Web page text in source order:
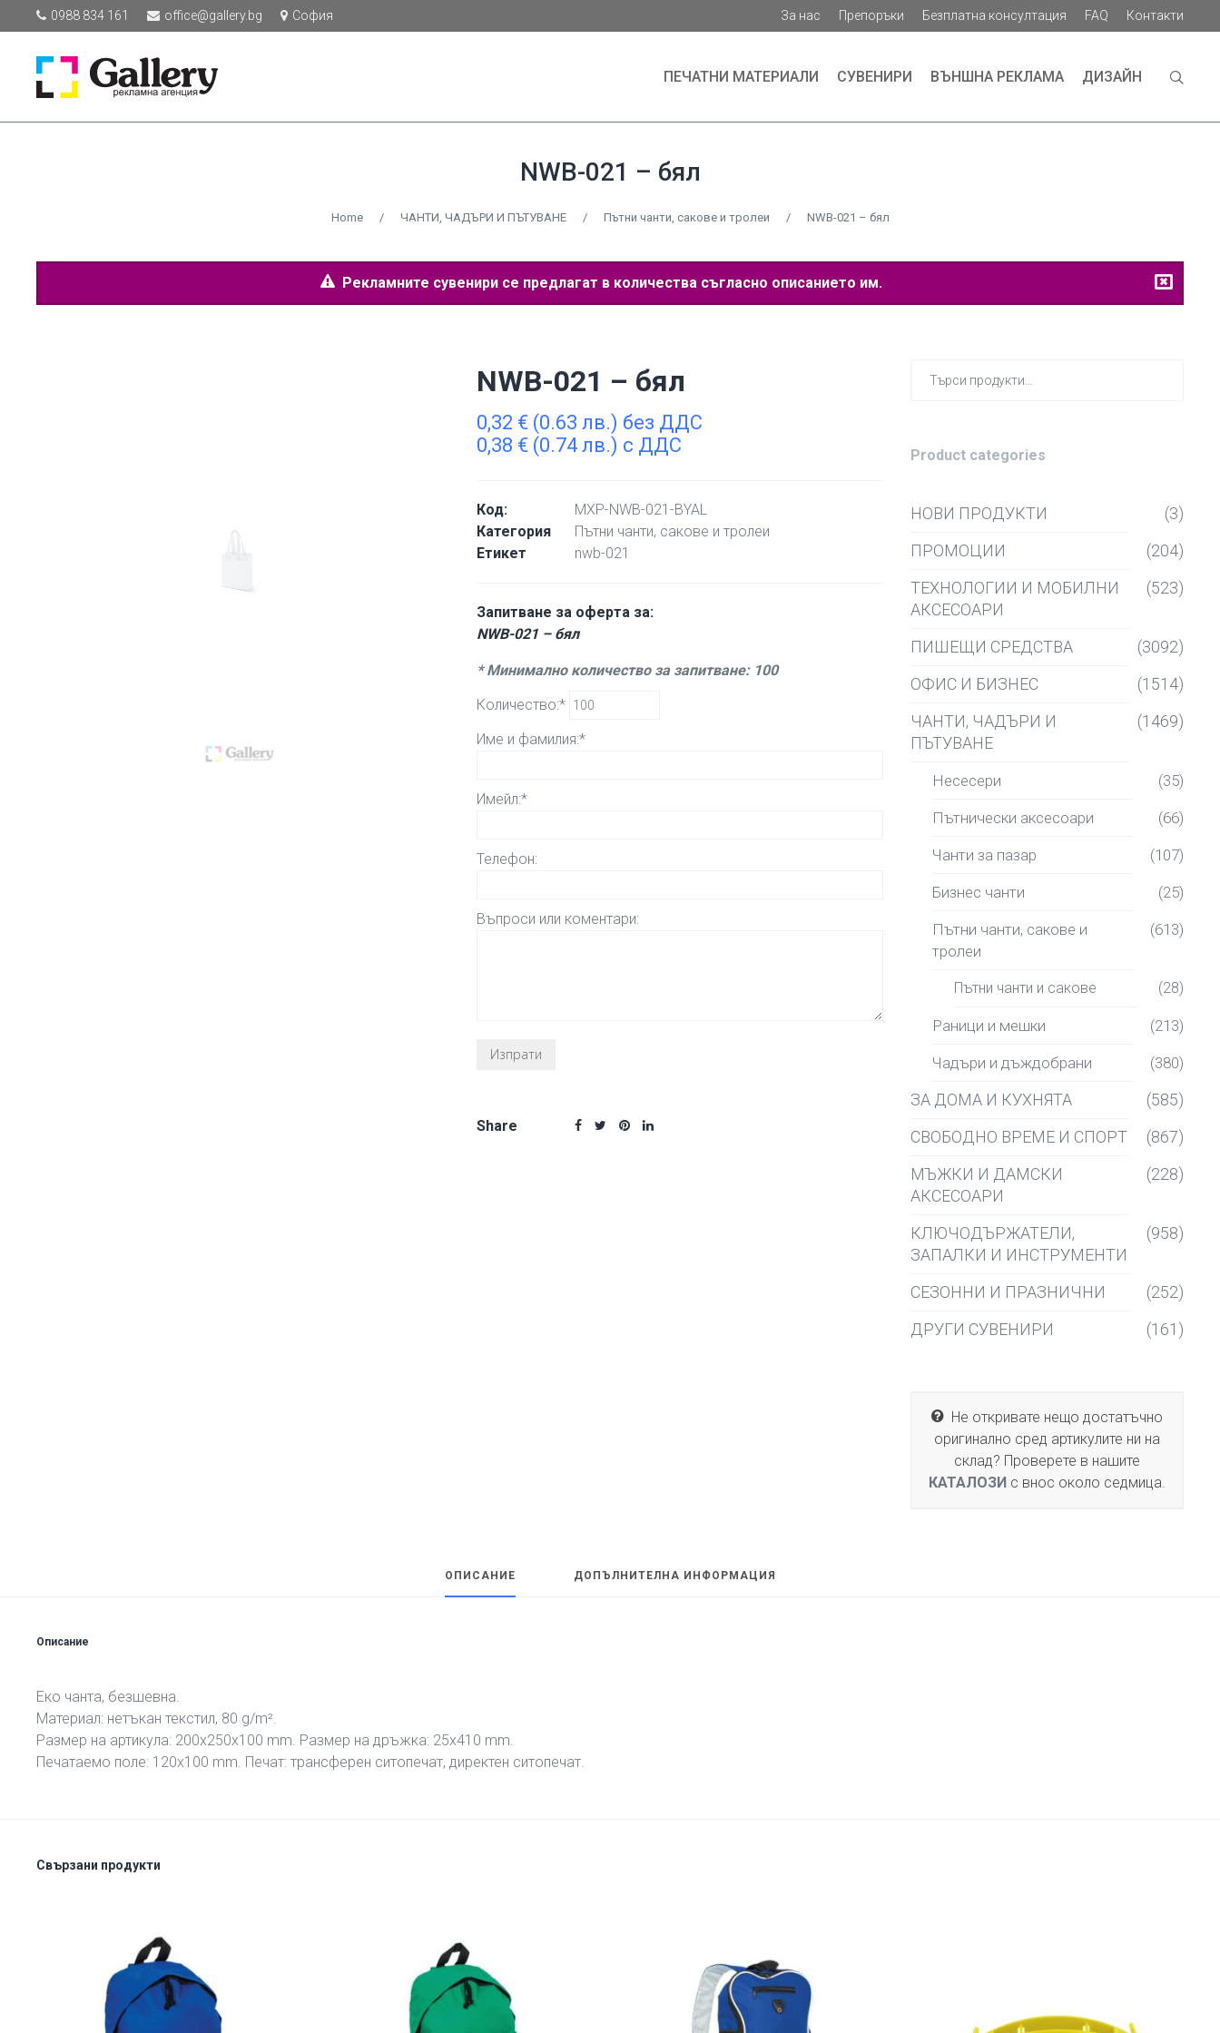
0988 834 161 office@gallery.bg София За нас Препоръки Безплатна консултация FAQ Контакти
ПЕЧАТНИ МАТЕРИАЛИ СУВЕНИРИ ВЪНШНА РЕКЛАМА ДИЗАЙН
NWB-021 – бял
Home / ЧАНТИ, ЧАДЪРИ И ПЪТУВАНЕ / Пътни чанти, сакове и тролеи / NWB-021 – бял
Рекламните сувенири се предлагат в количества съгласно описанието им.
NWB-021 – бял
0,32 € (0.63 лв.) без ДДС
0,38 € (0.74 лв.) с ДДС
Код:
MXP-NWB-021-BYAL
Категория
Пътни чанти, сакове и тролеи
Етикет
nwb-021
Запитване за оферта за:
NWB-021 – бял
* Минимално количество за запитване: 100
Количество:*
Име и фамилия:*
Имейл:*
Телефон:
Въпроси или коментари:
Share
Product categories
НОВИ ПРОДУКТИ
(3)
ПРОМОЦИИ
(204)
ТЕХНОЛОГИИ И МОБИЛНИ
АКСЕСОАРИ
(523)
ПИШЕЩИ СРЕДСТВА
(3092)
ОФИС И БИЗНЕС
(1514)
ЧАНТИ, ЧАДЪРИ И
ПЪТУВАНЕ
(1469)
Несесери (35)
Пътнически аксесоари (66)
Чанти за пазар (107)
Бизнес чанти (25)
Пътни чанти, сакове и
тролеи
(613)
Пътни чанти и сакове (28)
Раници и мешки (213)
Чадъри и дъждобрани (380)
ЗА ДОМА И КУХНЯТА
(585)
СВОБОДНО ВРЕМЕ И СПОРТ
(867)
МЪЖКИ И ДАМСКИ
АКСЕСОАРИ
(228)
КЛЮЧОДЪРЖАТЕЛИ,
ЗАПАЛКИ И ИНСТРУМЕНТИ
(958)
СЕЗОННИ И ПРАЗНИЧНИ
(252)
ДРУГИ СУВЕНИРИ
(161)
Не откривате нещо достатъчно
оригинално сред артикулите ни на
склад? Проверете в нашите
КАТАЛОЗИ с внос около седмица.
ОПИСАНИЕ ДОПЪЛНИТЕЛНА ИНФОРМАЦИЯ
Описание
Еко чанта, безшевна.
Материал: нетъкан текстил, 80 g/m².
Размер на артикула: 200х250х100 mm. Размер на дръжка: 25х410 mm.
Печатаемо поле: 120х100 mm. Печат: трансферен ситопечат, директен ситопечат.
Свързани продукти